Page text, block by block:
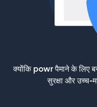
क्योंकि powr पैमाने के लिए
सुरक्षा और उच्च-